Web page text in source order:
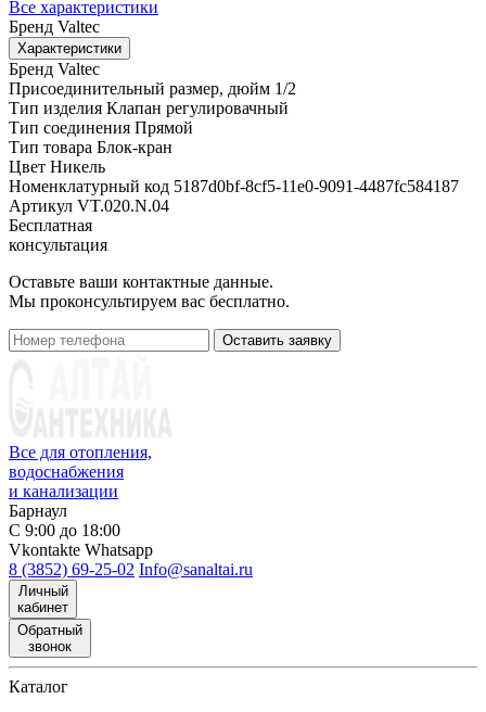
Все характеристики
Бренд Valtec
Характеристики
Бренд Valtec
Присоединительный размер, дюйм 1/2
Тип изделия Клапан регулировачный
Тип соединения Прямой
Тип товара Блок-кран
Цвет Никель
Номенклатурный код 5187d0bf-8cf5-11e0-9091-4487fc584187
Артикул VT.020.N.04
Бесплатная
консультация
Оставьте ваши контактные данные.
Мы проконсультируем вас бесплатно.
Оставить заявку
Все для отопления,
водоснабжения
и канализации
Барнаул
С 9:00 до 18:00
Vkontakte Whatsapp
8 (3852) 69-25-02 Info@sanaltai.ru
Личный
кабинет
Обратный
звонок
Каталог